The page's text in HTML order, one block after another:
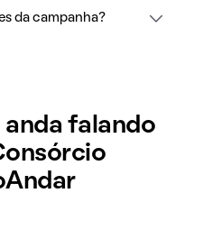
da campanha?
anda falando